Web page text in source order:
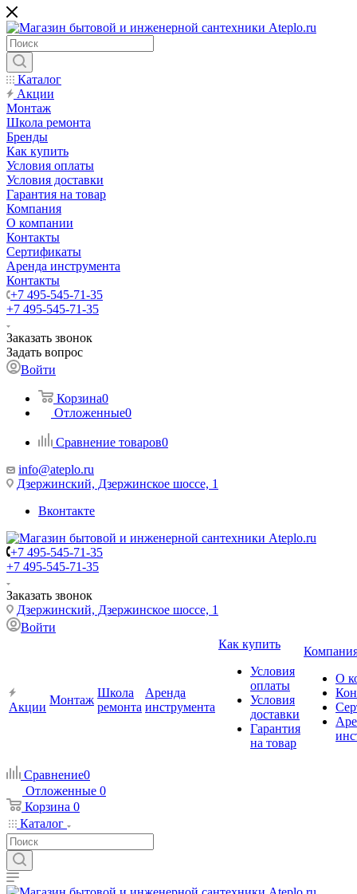
Каталог
Акции
Монтаж
Школа ремонта
Бренды
Как купить
Условия оплаты
Условия доставки
Гарантия на товар
Компания
О компании
Контакты
Сертификаты
Аренда инструмента
Контакты
+7 495-545-71-35
+7 495-545-71-35
Заказать звонок
Задать вопрос
Войти
Корзина0
Отложенные0
Сравнение товаров0
info@ateplo.ru
Дзержинский, Дзержинское шоссе, 1
Вконтакте
+7 495-545-71-35
+7 495-545-71-35
Заказать звонок
Дзержинский, Дзержинское шоссе, 1
Войти
Акции
Монтаж
Школа
ремонта
Аренда
инструмента
Как купить
Условия
оплаты
Условия
доставки
Гарантия
на товар
О
Сравнение0
Отложенные 0
Корзина 0
Каталог